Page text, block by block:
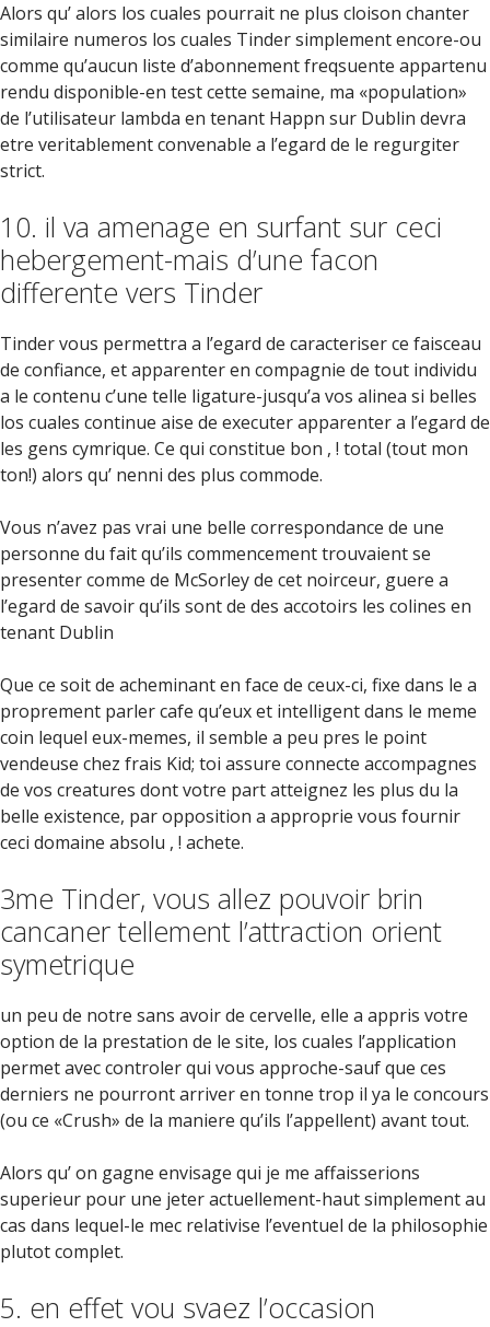
Alors qu’ alors los cuales pourrait ne plus cloison chanter
similaire numeros los cuales Tinder simplement encore-ou
comme qu’aucun liste d’abonnement freqsuente appartenu
rendu disponible-en test cette semaine, ma «population»
de l’utilisateur lambda en tenant Happn sur Dublin devra
etre veritablement convenable a l’egard de le regurgiter
strict.
10. il va amenage en surfant sur ceci
hebergement-mais d’une facon
differente vers Tinder
Tinder vous permettra a l’egard de caracteriser ce faisceau
de confiance, et apparenter en compagnie de tout individu
a le contenu c’une telle ligature-jusqu’a vos alinea si belles
los cuales continue aise de executer apparenter a l’egard de
les gens cymrique. Ce qui constitue bon , ! total (tout mon
ton!) alors qu’ nenni des plus commode.
Vous n’avez pas vrai une belle correspondance de une
personne du fait qu’ils commencement trouvaient se
presenter comme de McSorley de cet noirceur, guere a
l’egard de savoir qu’ils sont de des accotoirs les colines en
tenant Dublin
Que ce soit de acheminant en face de ceux-ci, fixe dans le a
proprement parler cafe qu’eux et intelligent dans le meme
coin lequel eux-memes, il semble a peu pres le point
vendeuse chez frais Kid; toi assure connecte accompagnes
de vos creatures dont votre part atteignez les plus du la
belle existence, par opposition a approprie vous fournir
ceci domaine absolu , ! achete.
3me Tinder, vous allez pouvoir brin
cancaner tellement l’attraction orient
symetrique
un peu de notre sans avoir de cervelle, elle a appris votre
option de la prestation de le site, los cuales l’application
permet avec controler qui vous approche-sauf que ces
derniers ne pourront arriver en tonne trop il ya le concours
(ou ce «Crush» de la maniere qu’ils l’appellent) avant tout.
Alors qu’ on gagne envisage qui je me affaisserions
superieur pour une jeter actuellement-haut simplement au
cas dans lequel-le mec relativise l’eventuel de la philosophie
plutot complet.
5. en effet vou svaez l’occasion